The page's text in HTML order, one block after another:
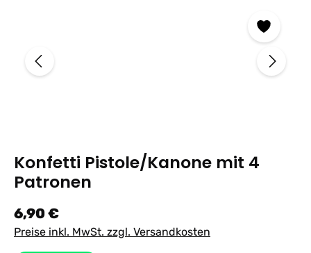
Konfetti Pistole/Kanone mit 4
Patronen
Regulärer Preis:
6,90 €
Preise inkl. MwSt. zzgl. Versandkosten